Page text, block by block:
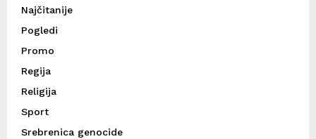
Najčitanije
Pogledi
Promo
Regija
Religija
Sport
Srebrenica genocide